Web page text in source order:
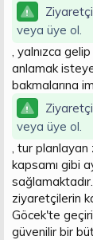
veya üye ol.
, yalnızca
anlamak
bakmalarına
veya üye ol.
, tur
kapsamı gibi
ziyaretçilerin
Göcek'te
güvenilir bir